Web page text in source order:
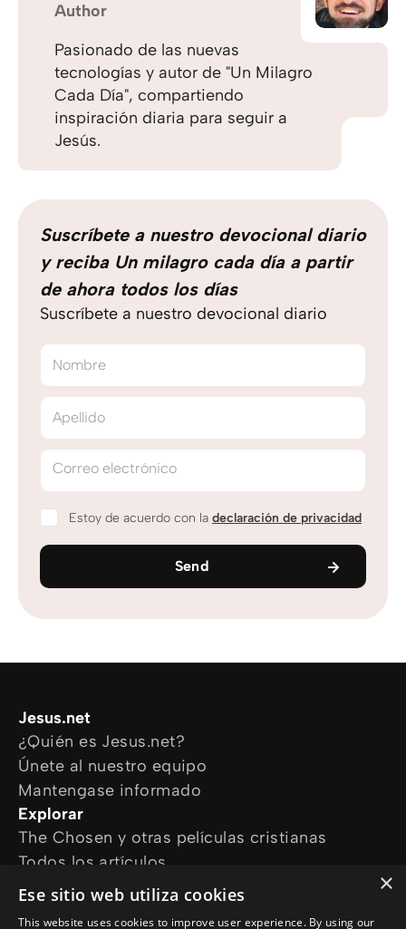
Author
Pasionado de las nuevas
tecnologías y autor de "Un Milagro
Cada Día", compartiendo
inspiración diaria para seguir a
Jesús.
Suscríbete a nuestro devocional diario
y reciba Un milagro cada día a partir
de ahora todos los días
Suscríbete a nuestro devocional diario
Nombre
Apellido
Correo electrónico
Estoy de acuerdo con la declaración de privacidad
Send
Jesus.net
¿Quién es Jesus.net?
Únete al nuestro equipo
Mantengase informado
Explorar
The Chosen y otras películas cristianas
Todos los artículos
Cursos online
×
Ese sitio web utiliza cookies
This website uses cookies to improve user experience. By using our